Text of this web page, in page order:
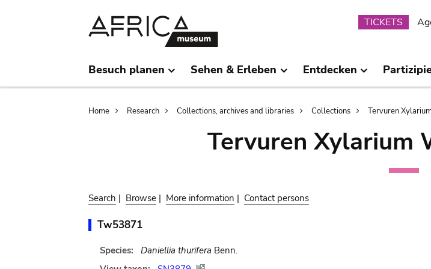
TICKETS
Besuch planen Sehen & Erleben Entdecken
Breadcrumb
Home Research Collections, archives and libraries Collections Tervuren
Tervuren Xylarium
Search | Browse | More information | Contact persons
Tw53871
Species: Daniellia thurifera Benn.